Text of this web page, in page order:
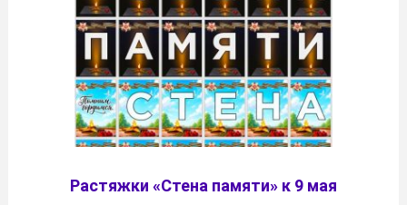
Растяжки «Стена памяти» к 9 мая